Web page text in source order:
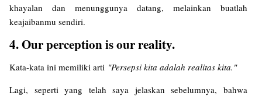
khayalan dan menunggunya datang, melainkan buatlah
keajaibanmu sendiri.
4. Our perception is our reality.
Kata-kata ini memiliki arti "Persepsi kita adalah realitas kita."
Lagi, seperti yang telah saya jelaskan sebelumnya, bahwa